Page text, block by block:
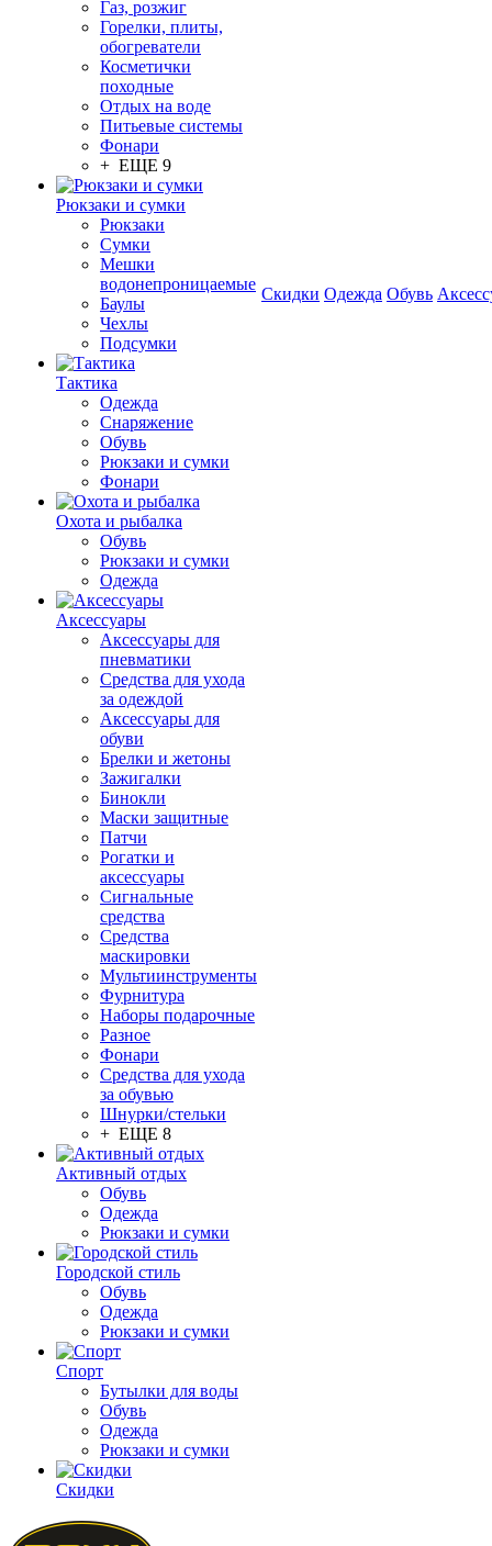
Газ, розжиг
Горелки, плиты,
обогреватели
Косметички
походные
Отдых на воде
Питьевые системы
Фонари
+ ЕЩЕ 9
Рюкзаки и сумки
Рюкзаки
Сумки
Мешки
водонепроницаемые
Баулы
Чехлы
Подсумки
Тактика
Одежда
Снаряжение
Обувь
Рюкзаки и сумки
Фонари
Охота и рыбалка
Обувь
Рюкзаки и сумки
Одежда
Аксессуары
Аксессуары для
пневматики
Средства для ухода
за одеждой
Аксессуары для
обуви
Брелки и жетоны
Зажигалки
Бинокли
Маски защитные
Патчи
Рогатки и
аксессуары
Сигнальные
средства
Средства
маскировки
Мультиинструменты
Фурнитура
Наборы подарочные
Разное
Фонари
Средства для ухода
за обувью
Шнурки/стельки
+ ЕЩЕ 8
Активный отдых
Обувь
Одежда
Рюкзаки и сумки
Городской стиль
Обувь
Одежда
Рюкзаки и сумки
Спорт
Бутылки для воды
Обувь
Одежда
Рюкзаки и сумки
Скидки
Скидки Одежда Обувь